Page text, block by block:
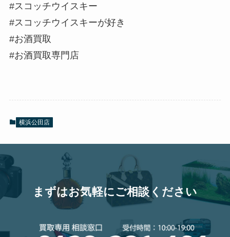
#スコッチウイスキー
#スコッチウイスキーが好き
#お酒買取
#お酒買取専門店
横浜公田店
まずはお気軽にご相談ください